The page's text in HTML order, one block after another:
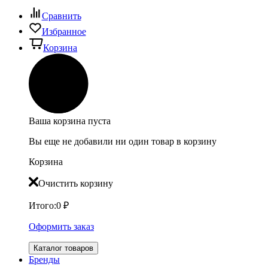
Сравнить
Избранное
Корзина
Ваша корзина пуста
Вы еще не добавили ни один товар в корзину
Корзина
Очистить корзину
Итого:0 ₽
Оформить заказ
Каталог товаров
Бренды